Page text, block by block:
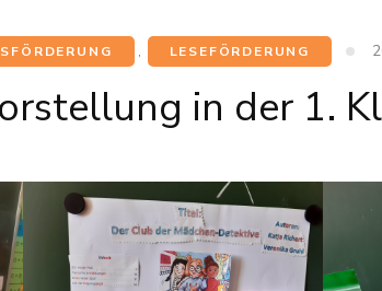
, LESEFÖRDERUNG
in der 1.